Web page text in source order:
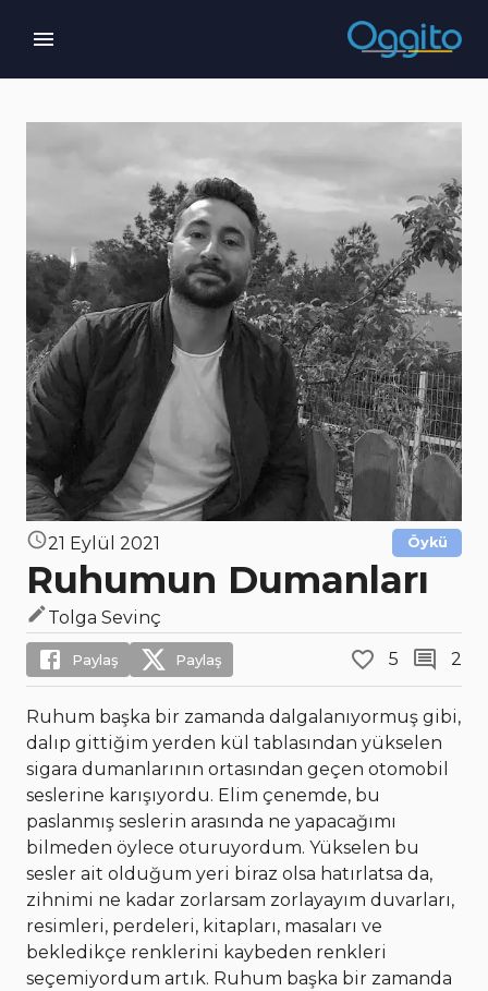
21 Eylül 2021 Öykü
Ruhumun Dumanları
Tolga Sevinç
Paylaş Paylaş 5 2
Ruhum başka bir zamanda dalgalanıyormuş gibi,
dalıp gittiğim yerden kül tablasından yükselen
sigara dumanlarının ortasından geçen otomobil
seslerine karışıyordu. Elim çenemde, bu
paslanmış seslerin arasında ne yapacağımı
bilmeden öylece oturuyordum. Yükselen bu
sesler ait olduğum yeri biraz olsa hatırlatsa da,
zihnimi ne kadar zorlarsam zorlayayım duvarları,
resimleri, perdeleri, kitapları, masaları ve
bekledikçe renklerini kaybeden renkleri
seçemiyordum artık. Ruhum başka bir zamanda